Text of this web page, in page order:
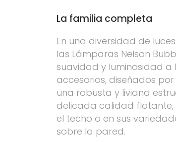
La familia completa
En una diversidad de
las Lámparas Nelson
suavidad y luminosidad a
accesorios, diseñados por
una robusta y liviana
delicada calidad
el techo o en sus
sobre la pared.